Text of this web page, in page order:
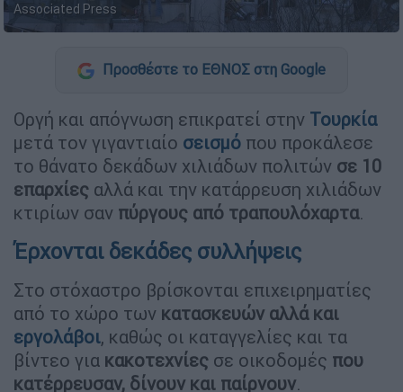
Associated Press
Προσθέστε το ΕΘΝΟΣ στη Google
Οργή και απόγνωση επικρατεί στην Τουρκία
μετά τον γιγαντιαίο σεισμό που προκάλεσε
το θάνατο δεκάδων χιλιάδων πολιτών σε 10
επαρχίες αλλά και την κατάρρευση χιλιάδων
κτιρίων σαν πύργους από τραπουλόχαρτα.
Έρχονται δεκάδες συλλήψεις
Στο στόχαστρο βρίσκονται επιχειρηματίες
από το χώρο των κατασκευών αλλά και
εργολάβοι, καθώς οι καταγγελίες και τα
βίντεο για κακοτεχνίες σε οικοδομές που
κατέρρευσαν, δίνουν και παίρνουν.